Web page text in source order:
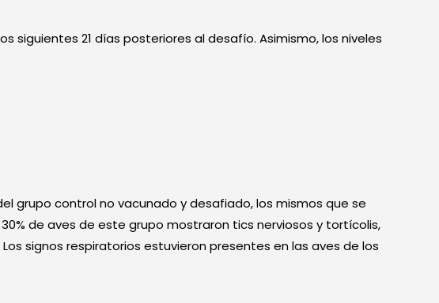
siguientes 21 días posteriores al desafío. Asimismo, los niveles
grupo control no vacunado y desafiado, los mismos que se
de aves de este grupo mostraron tics nerviosos y tortícolis,
signos respiratorios estuvieron presentes en las aves de los